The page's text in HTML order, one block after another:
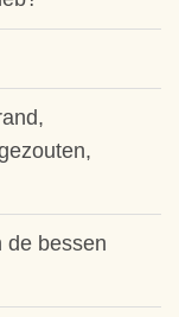
de bessen